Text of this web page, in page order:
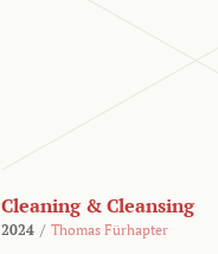
Cleaning & Cleansing
2024 / Thomas Fürhapter